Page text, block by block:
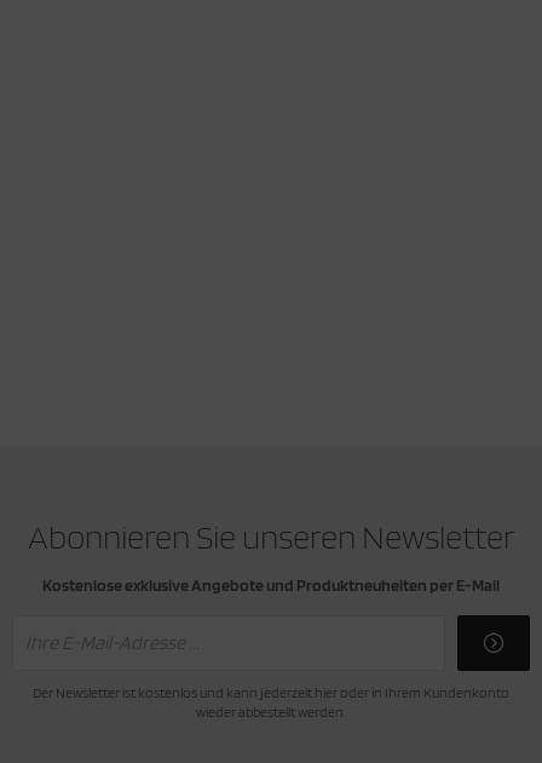
Abonnieren Sie unseren Newsletter
Kostenlose exklusive Angebote und Produktneuheiten per E-Mail
Der Newsletter ist kostenlos und kann jederzeit hier oder in Ihrem Kundenkonto
wieder abbestellt werden.